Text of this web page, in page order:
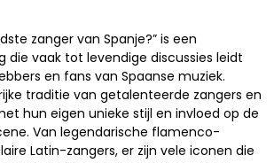
zanger van Spanje?” is een
die vaak tot levendige discussies leidt
en fans van Spaanse muziek.
traditie van getalenteerde zangers en
hun eigen unieke stijl en invloed op de
Van legendarische flamenco-
Latin-zangers, er zijn vele iconen die